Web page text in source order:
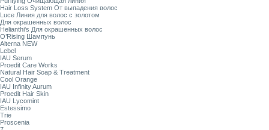
Hair Loss System От выпадения волос
Luce Линия для волос с золотом
Для окрашенных волос
Helianthi's Для окрашенных волос
O’Rising Шампунь
Alterna NEW
Lebel
IAU Serum
Proedit Care Works
Natural Hair Soap & Treatment
Cool Orange
IAU Infinity Aurum
Proedit Hair Skin
IAU Lycomint
Estessimo
Trie
Proscenia